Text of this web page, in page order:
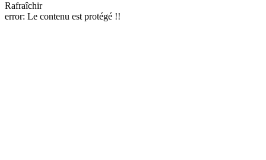
Rafraîchir
error: Le contenu est protégé !!